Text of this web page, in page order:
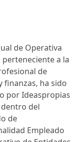
de Operativa
perteneciente a la
de
finanzas, ha sido
por Ideaspropias
del
de
Empleado